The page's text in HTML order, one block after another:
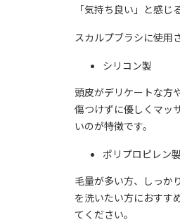
「気持ち良い」と感じ
スカルプブラシに使用
シリコン製
頭皮がデリケートな方
傷つけずに優しくマッ
いのが特徴です。
ポリプロピレン製
毛量が多い方、しっか
を洗いたい方におすす
てください。